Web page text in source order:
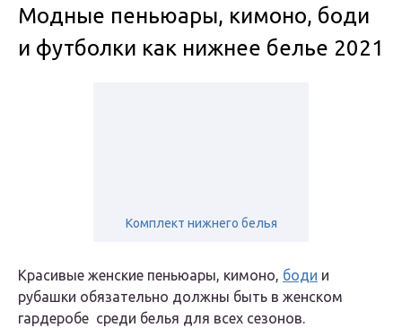
Модные пеньюары, кимоно, боди
и футболки как нижнее белье 2021
Комплект нижнего белья
Красивые женские пеньюары, кимоно, боди и
рубашки обязательно должны быть в женском
гардеробе среди белья для всех сезонов.